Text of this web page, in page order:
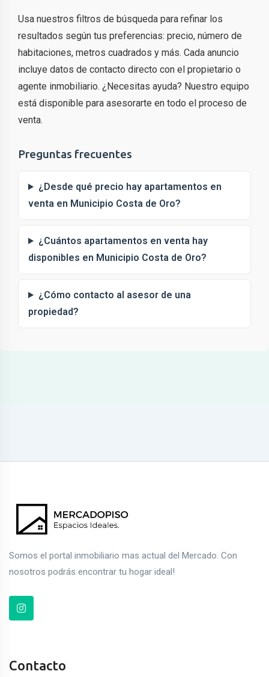
Usa nuestros filtros de búsqueda para refinar los
resultados según tus preferencias: precio, número de
habitaciones, metros cuadrados y más. Cada anuncio
incluye datos de contacto directo con el propietario o
agente inmobiliario. ¿Necesitas ayuda? Nuestro equipo
está disponible para asesorarte en todo el proceso de
venta.
Preguntas frecuentes
¿Desde qué precio hay apartamentos en
venta en Municipio Costa de Oro?
¿Cuántos apartamentos en venta hay
disponibles en Municipio Costa de Oro?
¿Cómo contacto al asesor de una
propiedad?
Somos el portal inmobiliario mas actual del Mercado. Con
nosotros podrás encontrar tu hogar ideal!
Contacto